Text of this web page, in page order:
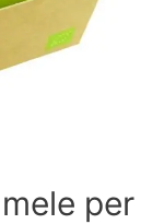
per